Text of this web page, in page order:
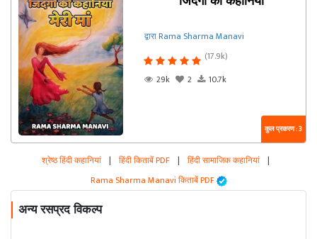
द्वारा Rama Sharma Manavi
(17.9k)
29k
2 10.7k
कुल प्रकरण : 3
श्रेष्ठ हिंदी कहानियां | हिंदी किताबें PDF | हिंदी सामाजिक कहानियां |
Rama Sharma Manavi किताबें PDF
अन्य रसप्रद विकल्प